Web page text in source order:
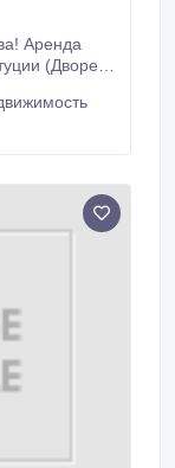
Аренда
(Дворец